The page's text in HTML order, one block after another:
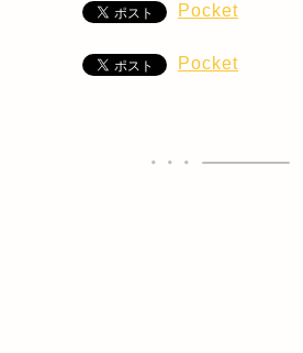
Pocket
Pocket